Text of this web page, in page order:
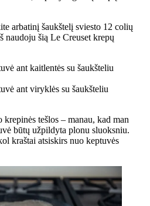
arbatinį šaukštelį sviesto 12 colių
naudoju šią Le Creuset krepų
tešlos – manau, kad man
būtų užpildyta plonu sluoksniu.
kraštai atsiskirs nuo keptuvės